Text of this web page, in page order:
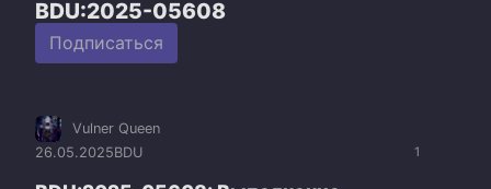
BDU:2025-05608
Подписаться
1
Vulner Queen
26.05.2025BDU